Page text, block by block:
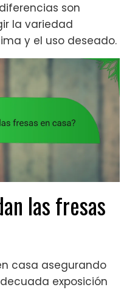
son
la variedad
y el uso deseado.
las fresas
casa asegurando
exposición